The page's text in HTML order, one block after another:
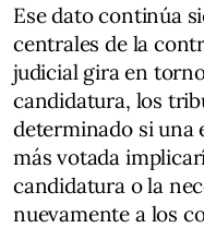
Ese dato continúa
centrales de la
judicial gira en
candidatura, los
determinado si una
más votada
candidatura o la
nuevamente a los